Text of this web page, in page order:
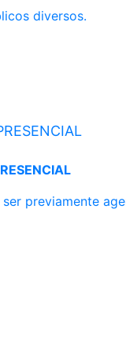
diversos.
previamente